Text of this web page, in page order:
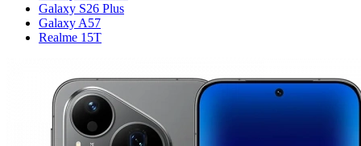
Galaxy S26 Plus
Galaxy A57
Realme 15T